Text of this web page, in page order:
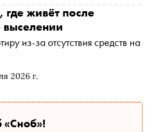
2026 г.
живёт после
из-за отсутствия средств на
«Сноб»!